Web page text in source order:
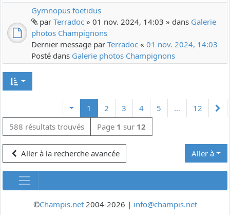
Gymnopus foetidus
par Terradoc » 01 nov. 2024, 14:03 » dans Galerie
photos Champignons
Dernier message par Terradoc « 01 nov. 2024, 14:03
Posté dans Galerie photos Champignons
1 2 3 4 5 … 12
588 résultats trouvés
Page 1 sur 12
Aller à la recherche avancée Aller à
©Champis.net2004-2026 | info@champis.net